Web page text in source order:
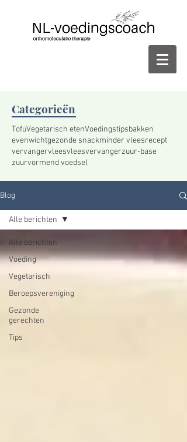
Categorieën
TofuVegetarisch etenVoedingstipsbakken
evenwichtgezonde snackminder vleesrecept
vervangervleesvleesvervangerzuur-base
zuurvormend voedsel
Blog
Alle berichten
Voeding
Vegetarisch
Beroepsvereniging
Gezonde
gerechten
Tips
Alle berichten